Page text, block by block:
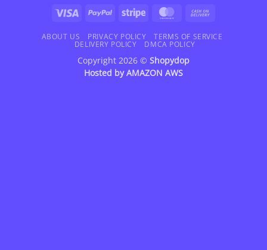
Visa PayPal Stripe MasterCard
Delivery
ABOUT US PRIVACY POLICY
TERMS OF SERVICE
DELIVERY POLICY
DMCA POLICY
Copyright 2026 © Shopydop
Hosted byAMAZON AWS